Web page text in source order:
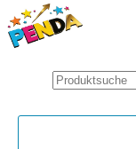
Zum
Inhalt
springen
Ergebnisse